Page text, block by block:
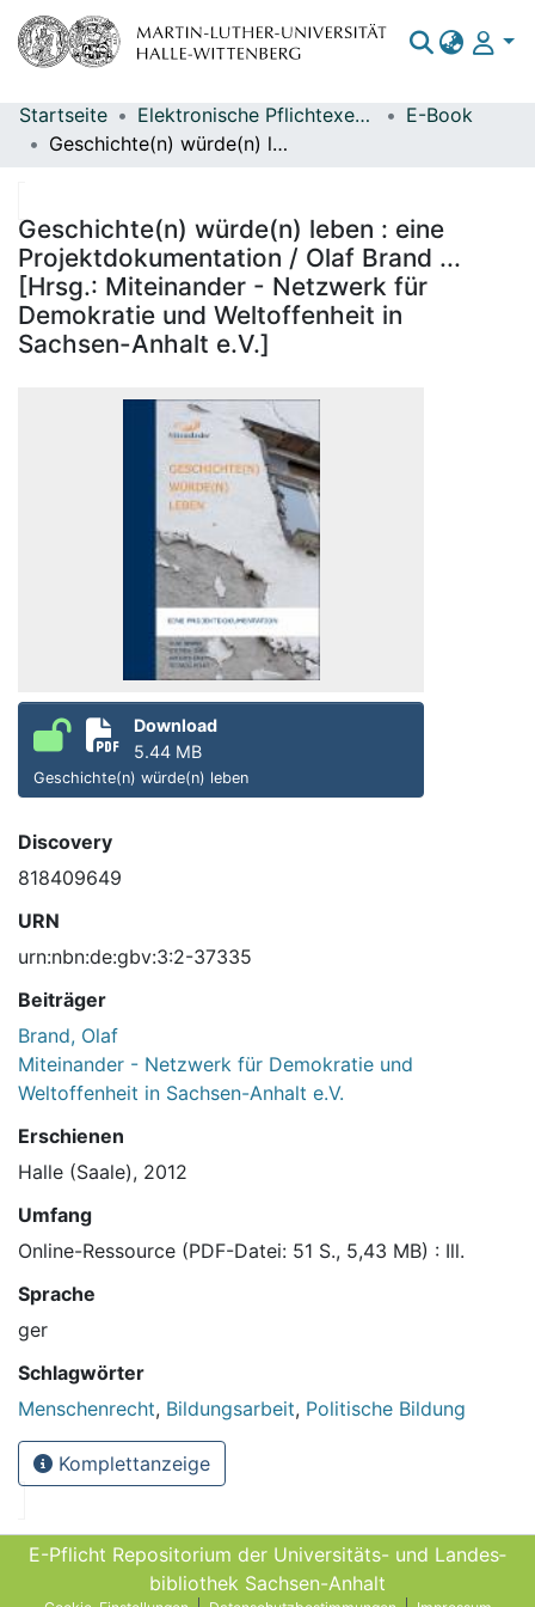
Bereiche & Sammlungen
Statistiken
Startseite Elektronische Pflichtexemplare
E-Book
Geschichte(n) würde(n) leben : eine Projektdokumentation / Olaf Brand ... [Hrsg.: Miteinander - Netzwerk für Demokratie und Weltoffenheit in Sachsen-Anhalt e.V.]
Geschichte(n) würde(n) leben : eine
Projektdokumentation / Olaf Brand ...
[Hrsg.: Miteinander - Netzwerk für
Demokratie und Weltoffenheit in
Sachsen-Anhalt e.V.]
Download
5.44 MB
Geschichte(n) würde(n) leben
Discovery
818409649
URN
urn:nbn:de:gbv:3:2-37335
Beiträger
Brand, Olaf
Miteinander - Netzwerk für Demokratie und
Weltoffenheit in Sachsen-Anhalt e.V.
Erschienen
Halle (Saale), 2012
Umfang
Online-Ressource (PDF-Datei: 51 S., 5,43 MB) : Ill.
Sprache
ger
Schlagwörter
Menschenrecht, Bildungsarbeit, Politische Bildung
Komplettanzeige
E-Pflicht Repositorium der Universitäts- und Landes­
bibliothek Sachsen-Anhalt